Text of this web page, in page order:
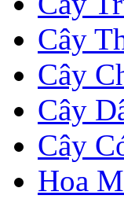
Cây
Cây
Cây
Cây
Hoa